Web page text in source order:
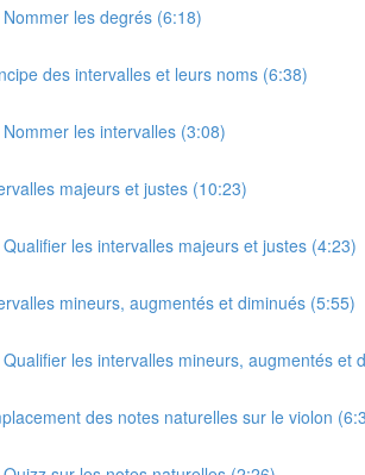
les degrés (6:18)
des intervalles et leurs noms (6:38)
les intervalles (3:08)
majeurs et justes (10:23)
les intervalles majeurs et justes (4:23)
mineurs, augmentés et diminués (5:55)
les intervalles mineurs, augmentés et
des notes naturelles sur le violon